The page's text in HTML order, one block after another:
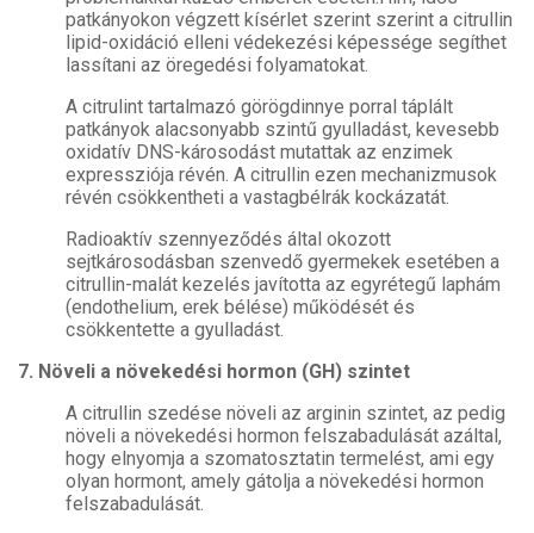
patkányokon végzett kísérlet szerint szerint a citrullin
lipid-oxidáció elleni védekezési képessége segíthet
lassítani az öregedési folyamatokat.
A citrulint tartalmazó görögdinnye porral táplált
patkányok alacsonyabb szintű gyulladást, kevesebb
oxidatív DNS-károsodást mutattak az enzimek
expressziója révén. A citrullin ezen mechanizmusok
révén csökkentheti a vastagbélrák kockázatát.
Radioaktív szennyeződés által okozott
sejtkárosodásban szenvedő gyermekek esetében a
citrullin-malát kezelés javította az egyrétegű laphám
(endothelium, erek bélése) működését és
csökkentette a gyulladást.
7. Növeli a növekedési hormon (GH) szintet
A citrullin szedése növeli az arginin szintet, az pedig
növeli a növekedési hormon felszabadulását azáltal,
hogy elnyomja a szomatosztatin termelést, ami egy
olyan hormont, amely gátolja a növekedési hormon
felszabadulását.